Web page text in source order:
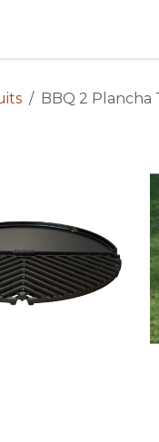
BBQ 2 Plancha